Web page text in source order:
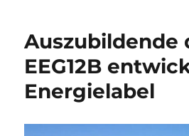
Auszubildende
EEG12B
Energielabel